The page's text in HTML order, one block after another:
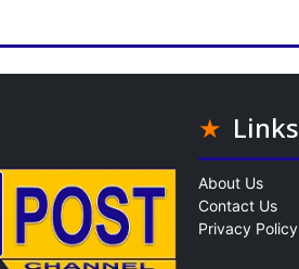
Links
About Us
Contact Us
Privacy Policy